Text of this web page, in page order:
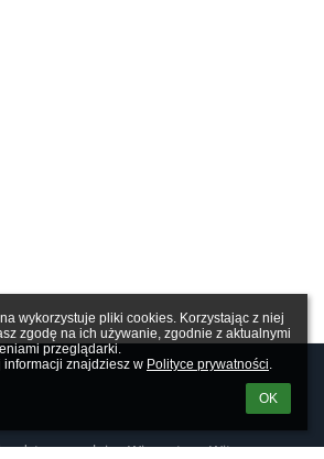
wykorzystuje pliki cookies. Korzystając z niej
zgodę na ich używanie, zgodnie z aktualnymi
przeglądarki.
informacji znajdziesz w Polityce prywatności.
OK
im. Wincentego Witosa w